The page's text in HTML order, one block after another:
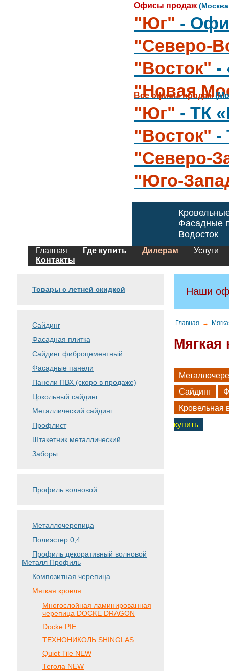
Офисы продаж(Москва
"Юг" -
"Северо-
"Восток" -
"Новая
"Юг" - ТК
"Восток" -
"Северо-
"Юго-
Все офисы продаж
Фасадные
Водосток
Главная Где купить Дилерам
Услуги
Контакты
Товары с летней скидкой
Сайдинг
Фасадная плитка
Сайдинг фиброцементный
Фасадные панели
Панели ПВХ (скоро в продаже)
Цокольный сайдинг
Металлический сайдинг
Профлист
Штакетник металлический
Заборы
Профиль волновой
Металлочерепица
Полиэстер 0,4
Профиль декоративный волновой
Металл Профиль
Композитная черепица
Мягкая кровля
Многослойная ламинированная
черепица DOCKE DRAGON
Docke PIE
ТЕХНОНИКОЛЬ SHINGLAS
Quiet Tile NEW
Тегола NEW
Наши
Главная →
Мягкая
Сайдинг
Кровельная
купить